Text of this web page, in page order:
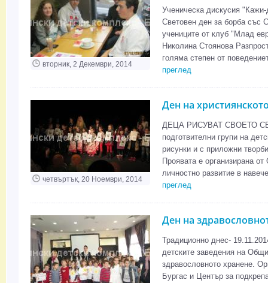
вторник, 2 Декември, 2014
Ученическа дискусия
Световен ден за борба със
учениците от клуб "Млад
Николина Стоянова
голяма степен от
преглед
четвъртък, 20 Ноември, 2014
Ден на
ДЕЦА РИСУВАТ СВОЕТО
подготвителни групи на
рисунки и с приложни
Проявата е организирана
личностно развитие в
преглед
Ден на
Традиционно днес-
детските заведения на
здравословното хранене.
Бургас и Център за